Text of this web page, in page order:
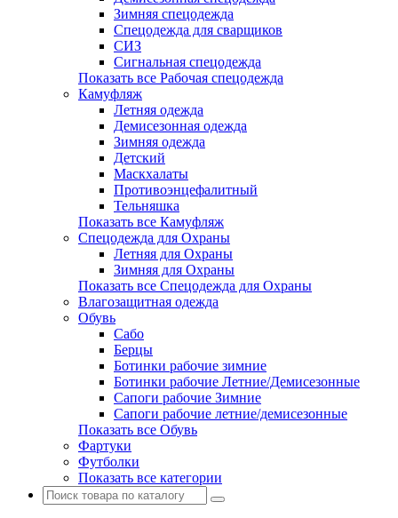
Зимняя спецодежда
Спецодежда для сварщиков
СИЗ
Сигнальная спецодежда
Показать все Рабочая спецодежда
Камуфляж
Летняя одежда
Демисезонная одежда
Зимняя одежда
Детский
Маскхалаты
Противоэнцефалитный
Тельняшка
Показать все Камуфляж
Спецодежда для Охраны
Летняя для Охраны
Зимняя для Охраны
Показать все Спецодежда для Охраны
Влагозащитная одежда
Обувь
Сабо
Берцы
Ботинки рабочие зимние
Ботинки рабочие Летние/Демисезонные
Сапоги рабочие Зимние
Сапоги рабочие летние/демисезонные
Показать все Обувь
Фартуки
Футболки
Показать все категории